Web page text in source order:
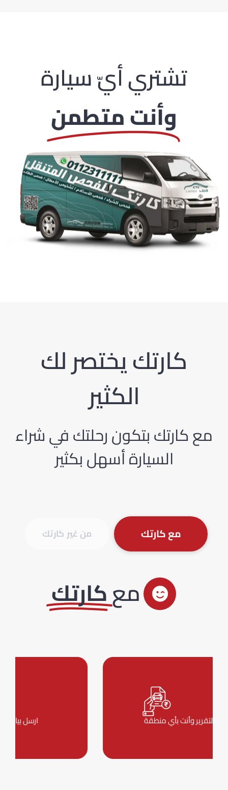
تشتري أيّ سيارة
وأنت متطمن
كارتك يختصر لك
الكثير
مع كارتك بتكون رحلتك في شراء
السيارة أسهل بكثير
مع كارتك من غير كارتك
معكارتك
بنرسل لك التقرير وأنت بأي منطقة